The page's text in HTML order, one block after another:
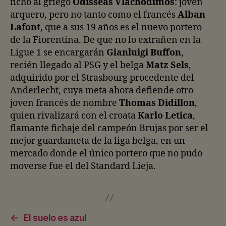
arquero, pero no tanto como el francésAlban
Lafont, que a sus 19 años es el nuevo portero
de la Fiorentina. De que no lo extrañen en la
Ligue 1 se encargarán Gianluigi Buffon,
recién llegado al PSG y el belgaMatz Sels,
adquirido por el Strasbourg procedente del
Anderlecht, cuya meta ahora defiende otro
joven francés de nombre Thomas Didillon,
quien rivalizará con el croataKarlo Letica,
flamante fichaje del campeón Brujas por ser el
mejor guardameta de la liga belga, en un
mercado donde el único portero que no pudo
moverse fue el del Standard Lieja.
← El suelo es azul